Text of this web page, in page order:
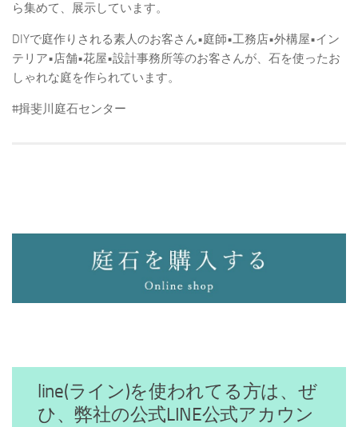
ら集めて、展示しています。
DIYで庭作りされる素人のお客さん•庭師•工務店•外構屋•イン
テリア•店舗•花屋•設計事務所等のお客さんが、石を使ったお
しゃれな庭を作られています。
#揖斐川庭石センター
line(ライン)を使われてる方は、ぜ
ひ、弊社の公式LINE公式アカウン